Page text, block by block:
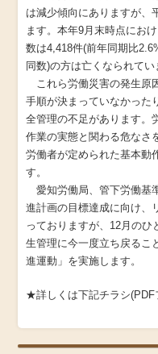
は減少傾向にありますが、
ます。本年9月末時点にお
数は4,418件(前年同期比
同数)の方は亡くなられてい
これら労働災害の発生原
手順が決まっていなかった
全管理の不足があります。
作業の実態と関わる危なさ
労働者が定められた基本動
す。
愛知労働局、管下労働基
進計画の目標達成に向け、
っておりますが、12月の
生管理に今一度立ち戻るこ
進運動」を実施します。
★詳しくは下記チラシ(PDF